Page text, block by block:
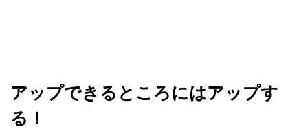
アップできるところにはアップす
る！